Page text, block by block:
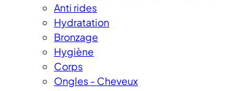
Anti rides
Hydratation
Bronzage
Hygiène
Corps
Ongles - Cheveux